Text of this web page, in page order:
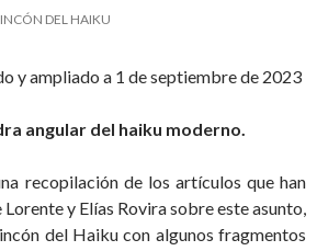
DEL HAIKU
y ampliado a 1 de septiembre de 2023
angular del haiku moderno.
recopilación de los artículos que han
y Elías Rovira sobre este asunto,
del Haiku con algunos fragmentos